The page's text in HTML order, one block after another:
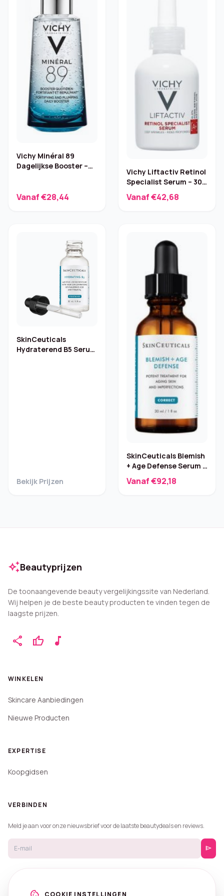
Vichy Minéral 89
Dagelijkse Booster –
Vanaf €28,44
Vichy Liftactiv Retinol
Specialist Serum – 30
ml
Vanaf €42,68
SkinCeuticals
Hydraterend B5 Serum
Bekijk Prijzen
SkinCeuticals Blemish
+ Age Defense Serum –
30 ml
Vanaf €92,18
auto_awesomeBeautyprijzen
De toonaangevende beauty vergelijkingssite van Nederland.
Wij helpen je de beste beauty producten te vinden tegen de
laagste prijzen.
share thumb_up music_note
WINKELEN
Skincare Aanbiedingen
Nieuwe Producten
EXPERTISE
Koopgidsen
VERBINDEN
Meld je aan voor onze nieuwsbrief voor de laatste beautydeals en reviews.
send
COOKIE INSTELLINGEN